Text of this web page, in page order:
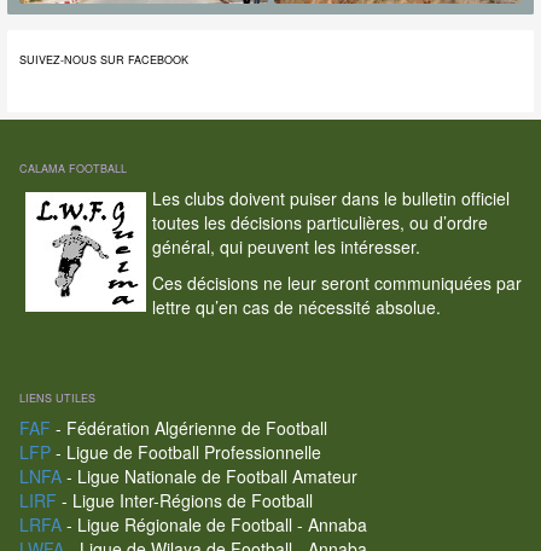
SUIVEZ-NOUS SUR FACEBOOK
CALAMA FOOTBALL
Les clubs doivent puiser dans le bulletin officiel
toutes les décisions particulières, ou d’ordre
général, qui peuvent les intéresser.
Ces décisions ne leur seront communiquées par
lettre qu’en cas de nécessité absolue.
LIENS UTILES
FAF - Fédération Algérienne de Football
LFP- Ligue de Football Professionnelle
LNFA- Ligue Nationale de Football Amateur
LIRF - Ligue Inter-Régions de Football
LRFA- Ligue Régionale de Football - Annaba